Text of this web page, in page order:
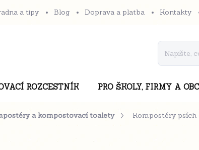
a tipy Blog Doprava a platba Kontakty
ROZCESTNÍK PRO ŠKOLY, FIRMY A
a kompostovací toalety Kompostéry psích